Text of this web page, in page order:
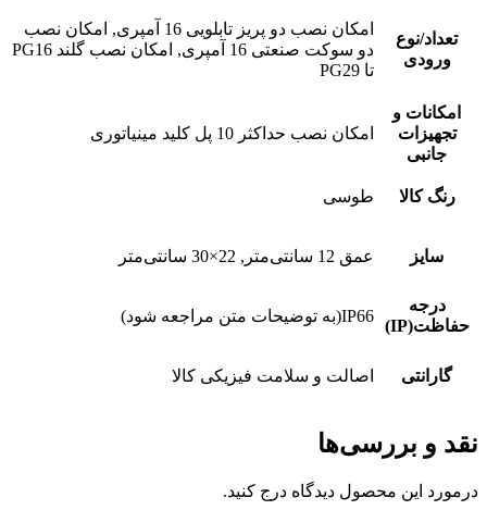
تعداد/نوع
ورودی
امکان نصب دو پریز تابلویی 16 آمپری, امکان نصب
دو سوکت صنعتی 16 آمپری, امکان نصب گلند PG16
تا PG29
امکانات و
تجهیزات
جانبی
امکان نصب حداکثر 10 پل کلید مینیاتوری
رنگ کالا طوسی
سایز عمق 12 سانتی‌متر, 22×30 سانتی‌متر
درجه
حفاظت(IP)
IP66(به توضیحات متن مراجعه شود)
گارانتی اصالت و سلامت فیزیکی کالا
نقد و بررسی‌ها
درمورد این محصول دیدگاه درج کنید.